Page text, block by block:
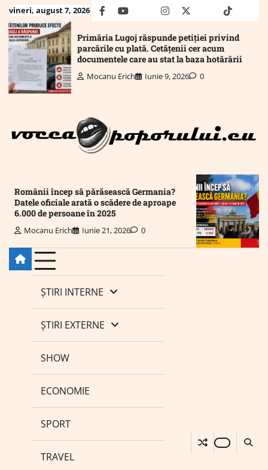
Skip
to
content
vineri, august 7, 2026 facebookyoutubeMailinstagram
twitter truthtiktok
Primăria Lugoj răspunde petiției privind
parcările cu plată. Cetățenii cer acum
documentele care au stat la baza hotărârii
Mocanu Erich Iunie 9, 2026 0
Românii încep să părăsească Germania?
Datele oficiale arată o scădere de aproape
6.000 de persoane în 2025
Mocanu Erich Iunie 21, 2026 0
ȘTIRI INTERNE
ȘTIRI EXTERNE
SHOW
ECONOMIE
SPORT
TRAVEL